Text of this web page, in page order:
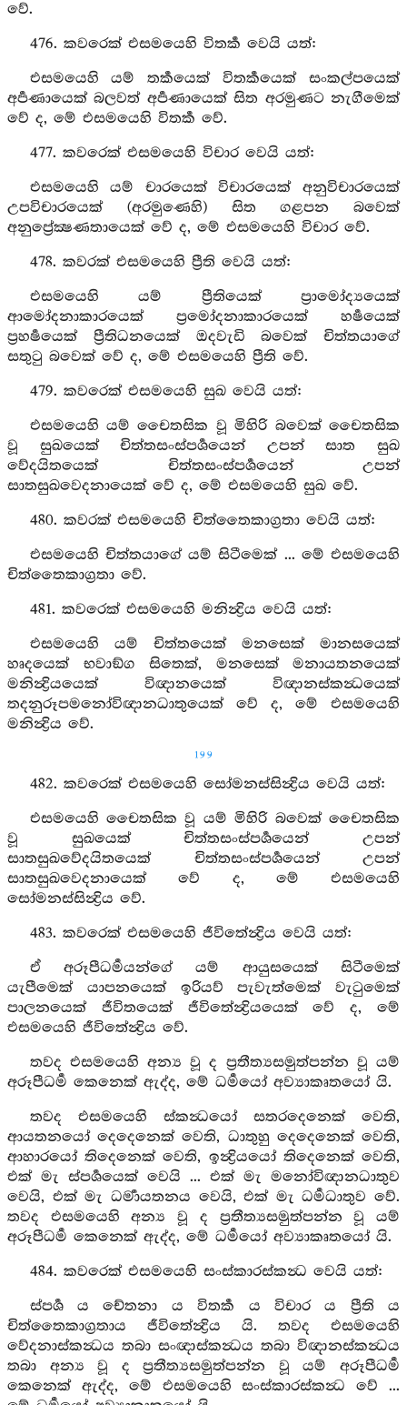
වේ.
476. කවරෙක් එසමයෙහි විතර්‍ක වෙයි යත්:
එසමයෙහි යම් තර්‍කයෙක් විතර්‍කයෙක් සංකල්පයෙක්
අර්‍පණායෙක් බලවත් අර්‍පණායෙක් සිත අරමුණට නැගීමෙක්
වේ ද, මේ එසමයෙහි විතර්‍ක වේ.
477. කවරෙක් එසමයෙහි විචාර වෙයි යත්:
එසමයෙහි යම් චාරයෙක් විචාරයෙක් අනුවිචාරයෙක්
උපවිචාරයෙක් (අරමුණෙහි) සිත ගළපන බවෙක්
අනුප්‍රේක්‍ෂණතායෙක් වේ ද, මේ එසමයෙහි විචාර වේ.
478. කවරක් එසමයෙහි ප්‍රීති වෙයි යත්:
එසමයෙහි යම් ප්‍රීතියෙක් ප්‍රාමෝද්‍යයෙක්
ආමෝදනාකාරයෙක් ප්‍රමෝදනාකාරයෙක් හර්‍ෂයෙක්
ප්‍රහර්‍ෂයෙක් ප්‍රීතිධනයෙක් ඔදවැඩි බවෙක් චිත්තයාගේ
සතුටු බවෙක් වේ ද, මේ එසමයෙහි ප්‍රීති වේ.
479. කවරෙක් එසමයෙහි සුඛ වෙයි යත්:
එසමයෙහි යම් චෛතසික වූ මිහිරි බවෙක් චෛතසික
වූ සුඛයෙක් චිත්තසංස්පර්‍ශයෙන් උපන් සාත සුඛ
වේදයිතයෙක් චිත්තසංස්පර්‍ශයෙන් උපන්
සාතසුඛවෙදනායෙක් වේ ද, මේ එසමයෙහි සුඛ වේ.
480. කවරක් එසමයෙහි චිත්තෛකාග්‍රතා වෙයි යත්:
එසමයෙහි චිත්තයාගේ යම් සිටීමෙක් ... මේ එසමයෙහි
චිත්තෛකාග්‍රතා වේ.
481. කවරෙක් එසමයෙහි මනින්‍ද්‍රිය වෙයි යත්:
එසමයෙහි යම් චිත්තයෙක් මනසෙක් මානසයෙක්
හෘදයෙක් භවාඞ්ග සිතෙක්, මනසෙක් මනායතනයෙක්
මනින්‍ද්‍රියයෙක් විඥානයෙක් විඥානස්කන්‍ධයෙක්
තදනුරූපමනෝවිඥානධාතුයෙක් වේ ද, මේ එසමයෙහි
මනින්‍ද්‍රිය වේ.
199
482. කවරෙක් එසමයෙහි සෝමනස්සින්‍ද්‍රිය වෙයි යත්:
එසමයෙහි චෛතසික වූ යම් මිහිරි බවෙක් චෛතසික
වූ සුඛයෙක් චිත්තසංස්පර්‍ශයෙන් උපන්
සාතසුඛවේදයිතයෙක් චිත්තසංස්පර්‍ශයෙන් උපන්
සාතසුඛවෙදනායෙක් වේ ද, මේ එසමයෙහි
සෝමනස්සින්‍ද්‍රිය වේ.
483. කවරෙක් එසමයෙහි ජීවිතේන්‍ද්‍රිය වෙයි යත්:
ඒ අරූපීධර්‍මයන්ගේ යම් ආයුසයෙක් සිටීමෙක්
යැපීමෙක් යාපනයෙක් ඉරියව් පැවැත්මෙක් වැටුමෙක්
පාලනයෙක් ජීවිතයෙක් ජීවිතේන්‍ද්‍රියයෙක් වේ ද, මේ
එසමයෙහි ජීවිතේන්‍ද්‍රිය වේ.
තවද එසමයෙහි අන්‍ය වූ ද ප්‍රතීත්‍යසමුත්පන්න වූ යම්
අරූපීධර්‍ම කෙනෙක් ඇද්ද, මේ ධර්‍මයෝ අව්‍යාකෘතයෝ යි.
තවද එසමයෙහි ස්කන්‍ධයෝ සතරදෙනෙක් වෙති,
ආයතනයෝ දෙදෙනෙක් වෙති, ධාතුහු දෙදෙනෙක් වෙති,
ආහාරයෝ තිදෙනෙක් වෙති, ඉන්‍ද්‍රියයෝ තිදෙනෙක් වෙති,
එක් මැ ස්පර්‍ශයෙක් වෙයි ... එක් මැ මනෝවිඥානධාතුව
වෙයි, එක් මැ ධර්‍මායතනය වෙයි, එක් මැ ධර්‍මධාතුව වේ.
තවද එසමයෙහි අන්‍ය වූ ද ප්‍රතීත්‍යසමුත්පන්න වූ යම්
අරූපීධර්‍ම කෙනෙක් ඇද්ද, මේ ධර්‍මයෝ අව්‍යාකෘතයෝ යි.
484. කවරෙක් එසමයෙහි සංස්කාරස්කන්‍ධ වෙයි යත්:
ස්පර්‍ශ ය චේතනා ය විතර්‍ක ය විචාර ය ප්‍රීති ය
චිත්තෛකාග්‍රතාය ජීවිතේන්‍ද්‍රිය යි. තවද එසමයෙහි
වේදනාස්කන්‍ධය තබා සංඥාස්කන්‍ධය තබා විඥානස්කන්‍ධය
තබා අන්‍ය වූ ද ප්‍රතීත්‍යසමුත්පන්න වූ යම් අරූපීධර්‍ම
කෙනෙක් ඇද්ද, මේ එසමයෙහි සංස්කාරස්කන්‍ධ වේ ...